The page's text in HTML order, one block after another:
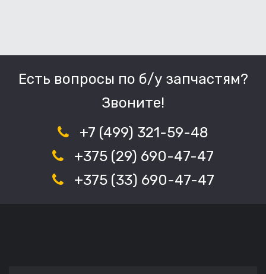
Есть вопросы по б/у запчастям?
Звоните!
+7 (499) 321-59-48
+375 (29) 690-47-47
+375 (33) 690-47-47